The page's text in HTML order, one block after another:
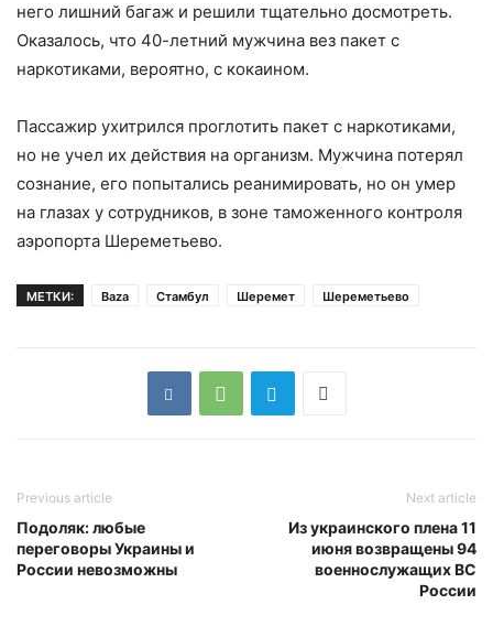
него лишний багаж и решили тщательно досмотреть.
Оказалось, что 40-летний мужчина вез пакет с
наркотиками, вероятно, с кокаином.
Пассажир ухитрился проглотить пакет с наркотиками,
но не учел их действия на организм. Мужчина потерял
сознание, его попытались реанимировать, но он умер
на глазах у сотрудников, в зоне таможенного контроля
аэропорта Шереметьево.
МЕТКИ: Baza Стамбул Шеремет Шереметьево
Previous article
Подоляк: любые
переговоры Украины и
России невозможны
Next article
Из украинского плена 11
июня возвращены 94
военнослужащих ВС
России